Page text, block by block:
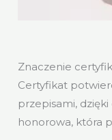
Znaczenie
Certyfikat
przepisami,
honorowa, która